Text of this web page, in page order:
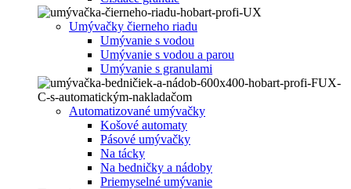
Umývačky čierneho riadu
Umývanie s vodou
Umývanie s vodou a parou
Umývanie s granulami
Automatizované umývačky
Košové automaty
Pásové umývačky
Na tácky
Na bedničky a nádoby
Priemyselné umývanie